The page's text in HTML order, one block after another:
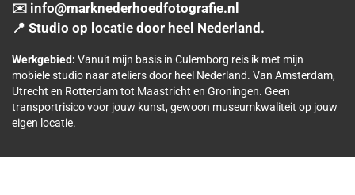
✉️ info@marknederhoedfotografie.nl
📍 Studio op locatie door heel Nederland.
Werkgebied: Vanuit mijn basis in Culemborg reis ik met mijn
mobiele studio naar ateliers door heel Nederland. Van Amsterdam,
Utrecht en Rotterdam tot Maastricht en Groningen. Geen
transportrisico voor jouw kunst, gewoon museumkwaliteit op jouw
eigen locatie.